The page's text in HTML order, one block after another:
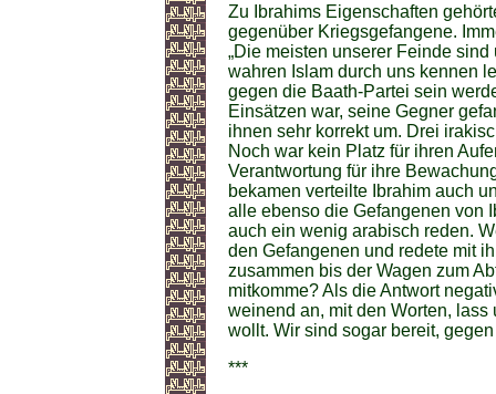
Zu Ibrahims Eigenschaften
gegenüber Kriegsgefangene.
„Die meisten unserer Feinde
wahren Islam durch uns kennen
gegen die Baath-Partei sein
Einsätzen war, seine Gegner
ihnen sehr korrekt um. Drei
Noch war kein Platz für ihren
Verantwortung für ihre
bekamen verteilte Ibrahim auch
alle ebenso die Gefangenen von
auch ein wenig arabisch reden.
den Gefangenen und redete mit
zusammen bis der Wagen zum
mitkomme? Als die Antwort
weinend an, mit den Worten,
wollt. Wir sind sogar bereit,
***